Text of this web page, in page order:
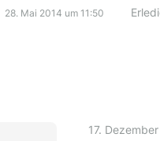
28. Mai 2014 um 11:50
17.